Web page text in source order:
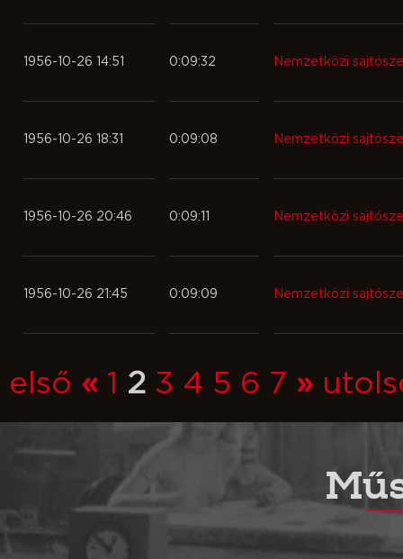
1956-10-26 14:51 0:09:32 Nemzetközi
1956-10-26 18:31 0:09:08 Nemzetközi
1956-10-26 20:46 0:09:11 Nemzetközi
1956-10-26 21:45 0:09:09 Nemzetközi
első « 1 2 3 4 5 6 7 »